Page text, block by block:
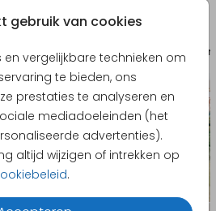
gebruik van cookies
en vergelijkbare technieken om
te bieden, ons
prestaties te analyseren en
mediadoeleinden (het
advertenties).
altijd wijzigen of intrekken op
.